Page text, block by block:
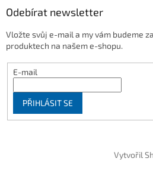
Odebírat newsletter
Vložte svůj e-mail a my vám budeme
produktech na našem e-shopu.
E-mail
PŘIHLÁSIT SE
Vytvořil